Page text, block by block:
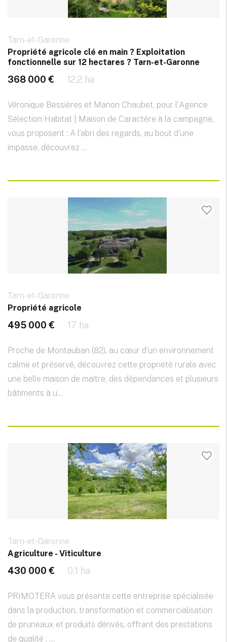
Tarn-et-Garonne
Propriété agricole clé en main ? Exploitation
fonctionnelle sur 12 hectares ? Tarn-et-Garonne
368 000 € 12.2 ha
Véronique Bessières et Manon Chaubet, pour l'Agence
Sélection Habitat | Maison de Caractère à la campagne,
vous proposent : A l'abri des regards, au bout d'une
impasse, découvrez ...
Tarn-et-Garonne
Propriété agricole
495 000 € 17 ha
Proche de Montauban (82), au cœur d'un environnement
calme et préservé, découvrez cette propriété rurale avec
une belle maison de maître, des dépendances et plusieurs
bâtiments à u...
Tarn-et-Garonne
Agriculture - Viticulture
430 000 € 0.1 ha
PRIMOTERA vous présente cette entreprise spécialisée
dans la production, transformation et commercialisation
de pruneaux et produits dérivés, offrant des prestations
de qualité : ...